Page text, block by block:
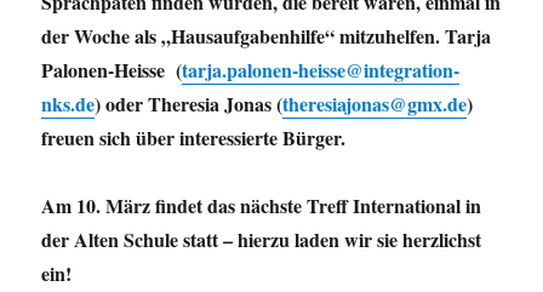
der Woche als „Hausaufgabenhilfe“ mitzuhelfen. Tarja
Palonen-Heisse (tarja.palonen-heisse@integration-
nks.de) oder Theresia Jonas (theresiajonas@gmx.de)
freuen sich über interessierte Bürger.
Am 10. März findet das nächste Treff International in
der Alten Schule statt – hierzu laden wir sie herzlichst
ein!